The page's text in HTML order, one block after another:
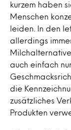
kurzem haben
Menschen
leiden. In den
allerdings
auch einfach
die
zusätzliches
Produkten